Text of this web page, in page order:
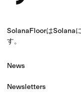
SolanaFloorはSolana
す。
News
Newsletters